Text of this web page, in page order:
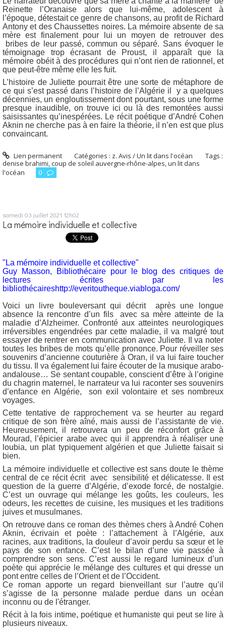
Reinette l’Oranaise alors que lui-même, adolescent à
l’époque, détestait ce genre de chansons, au profit de Richard
Antony et des Chaussettes noires. La mémoire absente de sa
mère est finalement pour lui un moyen de retrouver des
bribes de leur passé, commun ou séparé. Sans évoquer le
témoignage trop écrasant de Proust, il apparaît que la
mémoire obéit à des procédures qui n’ont rien de rationnel, et
que peut-être même elle les fuit.
L’histoire de Juliette pourrait être une sorte de métaphore de
ce qui s’est passé dans l’histoire de l’Algérie il y a quelques
décennies, un engloutissement dont pourtant, sous une forme
presque inaudible, on trouve ici ou là des remontées aussi
saisissantes qu’inespérées. Le récit poétique d’André Cohen
Aknin ne cherche pas à en faire la théorie, il n’en est que plus
convaincant.
Lien permanent Catégories : z. Avis / Un lit dans l'océan
Tags :
denise brahimi,coup de soleil auvergne-rhône-alpes,un lit dans
l'océan
0
samedi 03 juillet 2021 12h02
La mémoire individuelle et collective
"La mémoire individuelle et collective"
Guy Masson, Bibliothécaire pour le blog des critiques de
lectures écrites par les
bibliothécaireshttp://everitoutheque.viabloga.com/
Voici un livre bouleversant qui décrit après une longue
absence la rencontre d’un fils avec sa mère atteinte de la
maladie d’Alzheimer. Confronté aux atteintes neurologiques
irréversibles engendrées par cette maladie, il va malgré tout
essayer de rentrer en communication avec Juliette. Il va noter
toutes les bribes de mots qu’elle prononce. Pour réveiller ses
souvenirs d’ancienne couturière à Oran, il va lui faire toucher
du tissu. Il va également lui faire écouter de la musique arabo-
andalouse… Se sentant coupable, conscient d’être à l’origine
du chagrin maternel, le narrateur va lui raconter ses souvenirs
d’enfance en Algérie, son exil volontaire et ses nombreux
voyages.
Cette tentative de rapprochement va se heurter au regard
critique de son frère aîné, mais aussi de l’assistante de vie.
Heureusement, il retrouvera un peu de réconfort grâce à
Mourad, l’épicier arabe avec qui il apprendra à réaliser une
loubia, un plat typiquement algérien et que Juliette faisait si
bien.
La mémoire individuelle et collective est sans doute le thème
central de ce récit écrit avec sensibilité et délicatesse. Il est
question de la guerre d’Algérie, d’exode forcé, de nostalgie.
C’est un ouvrage qui mélange les goûts, les couleurs, les
odeurs, les recettes de cuisine, les musiques et les traditions
juives et musulmanes.
On retrouve dans ce roman des thèmes chers à André Cohen
Aknin, écrivain et poète : l’attachement à l’Algérie, aux
racines, aux traditions, la douleur d’avoir perdu sa sœur et le
pays de son enfance. C’est le bilan d’une vie passée à
comprendre son sens. C’est aussi le regard lumineux d’un
poète qui apprécie le mélange des cultures et qui dresse un
pont entre celles de l’Orient et de l’Occident.
Ce roman apporte un regard bienveillant sur l’autre qu’il
s’agisse de la personne malade perdue dans un océan
inconnu ou de l'étranger.
Récit à la fois intime, poétique et humaniste qui peut se lire à
plusieurs niveaux.